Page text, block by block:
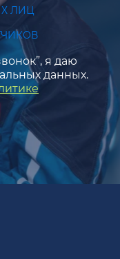
ЛИЦ
я даю
данных.